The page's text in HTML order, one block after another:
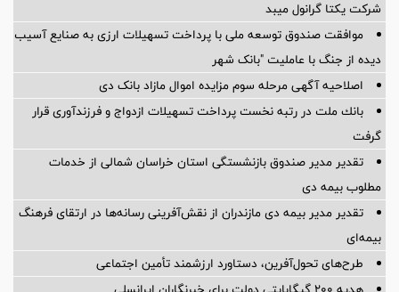
شرکت یکتا گرانول میبد
موافقت صندوق توسعه ملی با پرداخت تسهیلات ارزی به صنایع آسیب
دیده از جنگ با عاملیت "بانک شهر
اصلاحیه آگهی مرحله سوم مزایده اموال مازاد بانک دی
بانك ملت در رتبه نخست پرداخت تسهیلات ازدواج و فرزندآوری قرار
گرفت
تقدیر مدیر صندوق بازنشستگی استان خراسان شمالی از خدمات
مطلوب بیمه دی
تقدیر مدیر بیمه دی مازندران از نقش‌آفرینی رسانه‌ها در ارتقای فرهنگ
بیمه‌ای
طرح‌های تحول‌آفرین، دستاورد ارزشمند تأمین اجتماعی